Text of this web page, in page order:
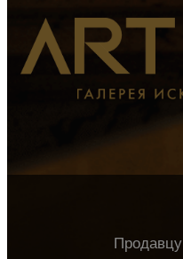
Продавцу